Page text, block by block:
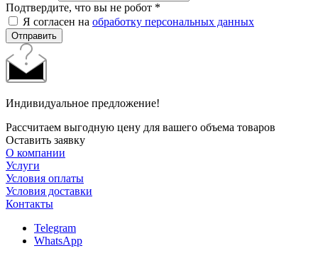
Подтвердите, что вы не робот *
Я согласен на обработку персональных данных
Отправить
Индивидуальное предложение!
Рассчитаем выгодную цену для вашего объема товаров
Оставить заявку
О компании
Услуги
Условия оплаты
Условия доставки
Контакты
Telegram
WhatsApp